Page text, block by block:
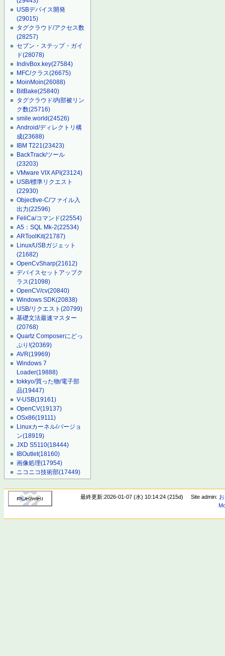
USBデバイス開発
(29015)
タグクラウド/アクセス数
(28257)
セブン・ステップ・ガイ
ド(28078)
IndivBox.key(27584)
MFC/クラス(26675)
MoinMoin(26088)
BitBake(25840)
タグクラウド/内部被リン
ク数(25716)
smile.world(24526)
Android/ディレクトリ構
成(23688)
IBM T221(23423)
BackTrack/ツール
(23203)
VMware VIX API(23124)
USB/標準リクエスト
(22930)
Objective-C/ファイル入
出力(22596)
FeliCa/コマンド(22554)
A5：SQL Mk-2(22534)
ARToolKit(21787)
Linux/USBガジェット
(21682)
OpenCvSharp(21612)
デバイスセットアップク
ラス(21098)
OpenCV/cv(20840)
Windows SDK(20838)
USB/リクエスト(20799)
基礎文法最速マスター
(20768)
Quartz Composerにどっ
ぷり!(20369)
AVR(19969)
Windows 7
Loader(19888)
tokkyo/買った物/電子部
品(19447)
V-USB(19161)
OpenCV(19137)
OSx86(19111)
Linuxカーネル/バージョ
ン(18919)
JXD S5110(18444)
IBOutlet(18160)
画像処理(17954)
ニコニコ技術部(17449)
最終更新:2026-01-07 (水) 10:14:24 (215d) Site admin: